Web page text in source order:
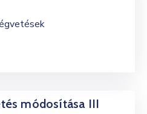
módosítása III